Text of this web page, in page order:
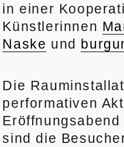
in einer
Künstlerinnen
Naske und
Die
performativen
sind die